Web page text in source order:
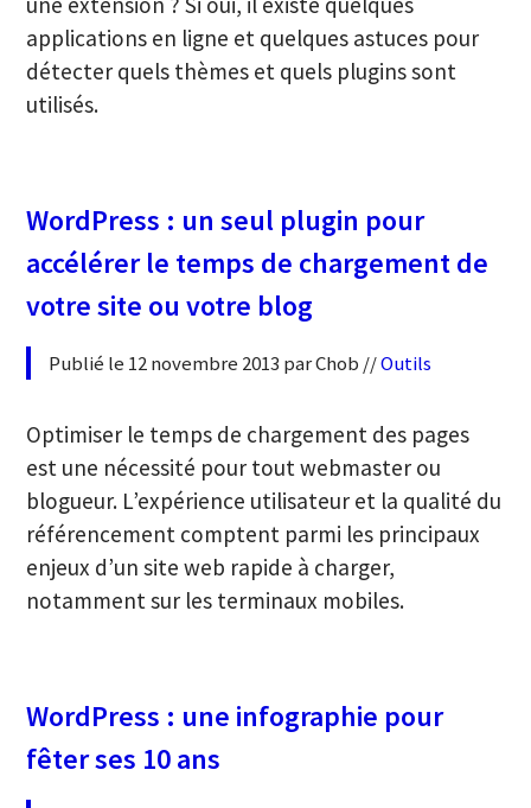
applications en ligne et quelques astuces pour
détecter quels thèmes et quels plugins sont
utilisés.
WordPress : un seul plugin pour
accélérer le temps de chargement de
votre site ou votre blog
Publié le 12 novembre 2013 par Chob //Outils
Optimiser le temps de chargement des pages
est une nécessité pour tout webmaster ou
blogueur. L’expérience utilisateur et la qualité du
référencement comptent parmi les principaux
enjeux d’un site web rapide à charger,
notamment sur les terminaux mobiles.
WordPress : une infographie pour
fêter ses 10 ans